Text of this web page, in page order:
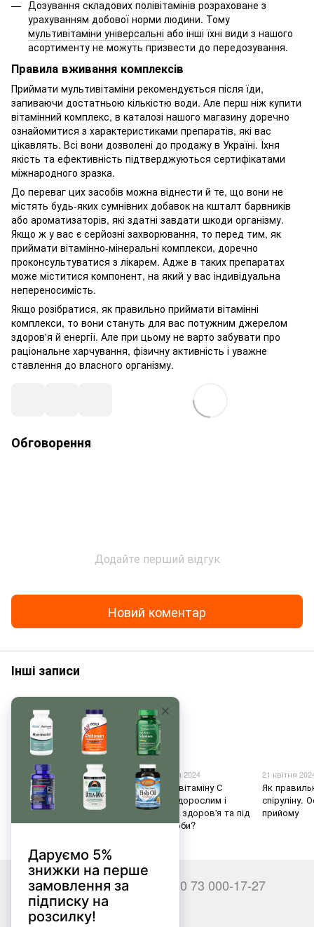
Дозування складових полівітамінів розраховане з
урахуванням добової норми людини. Тому
мультивітаміни універсальні або інші їхні види з нашого
асортименту не можуть призвести до передозування.
Правила вживання комплексів
Приймати мультивітаміни рекомендується після їди,
запиваючи достатньою кількістю води. Але перш ніж купити
вітамінний комплекс, в каталозі нашого магазину доречно
ознайомитися з характеристиками препаратів, які вас
цікавлять. Всі вони дозволені до продажу в Україні. Їхня
якість та ефективність підтверджуються сертифікатами
міжнародного зразка.
До переваг цих засобів можна віднести й те, що вони не
містять будь-яких сумнівних добавок на кшталт барвників
або ароматизаторів, які здатні завдати шкоди організму.
Якщо ж у вас є серйозні захворювання, то перед тим, як
приймати вітамінно-мінеральні комплекси, доречно
проконсультуватися з лікарем. Адже в таких препаратах
може міститися компонент, на який у вас індивідуальна
непереносимість.
Якщо розібратися, як правильно приймати вітамінні
комплекси, то вони стануть для вас потужним джерелом
здоров'я й енергії. Але при цьому не варто забувати про
раціональне харчування, фізичну активність і уважне
ставлення до власного організму.
Обговорення
Додайте перший відгук
Новий коментар
Інші записи
23 вересня 2024
Які вітаміни та мінерали
несумісні?
10 вересня 2024
Яка доза вітаміну С
потрібна дорослим і
дітям для здоров'я та під
час хвороби?
21 квітня
Як
спіруліну.
прийому
+380 66 000-17-27 +380 73 000-17-27